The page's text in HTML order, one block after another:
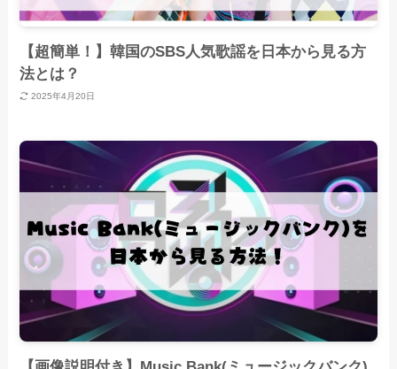
【超簡単！】韓国のSBS人気歌謡を日本から見る方
法とは？
2025年4月20日